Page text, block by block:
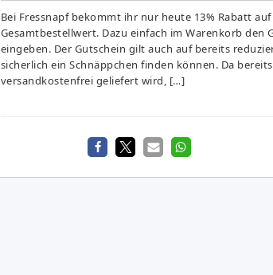
Bei Fressnapf bekommt ihr nur heute 13% Rabatt auf
Gesamtbestellwert. Dazu einfach im Warenkorb den
eingeben. Der Gutschein gilt auch auf bereits
sicherlich ein Schnäppchen finden können. Da
versandkostenfrei geliefert wird, […]